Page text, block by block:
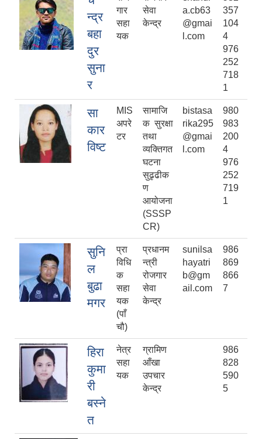
न्द्र
बहा
दुर
सुना
र
गार
सहा
यक
सेवा
केन्द्र
a.cb63
@gmai
l.com
357
104
4
976
252
718
1
सा
कार
विष्ट
MIS
अपरे
टर
सामाजि
क सुरक्षा
तथा
व्यक्तिगत
घटना
सुढृढीक
ण
आयोजना
(SSSP
CR)
bistasa
rika295
@gmai
l.com
980
983
200
4
976
252
719
1
सुनि
ल
बुढा
मगर
प्रा
विधि
क
सहा
यक
(पाँ
चौ)
प्रधानम
न्त्री
रोजगार
सेवा
केन्द्र
sunilsa
hayatri
b@gm
ail.com
986
869
866
7
हिरा
कुमा
री
बस्ने
त
नेत्र
सहा
यक
ग्रामिण
आँखा
उपचार
केन्द्र
986
828
590
5